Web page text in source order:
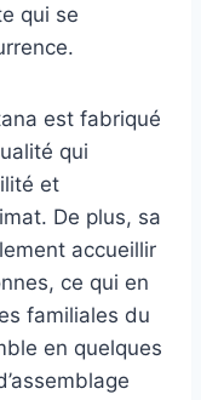
qui se
est fabriqué
qui
et
De plus, sa
accueillir
ce qui en
familiales du
en quelques